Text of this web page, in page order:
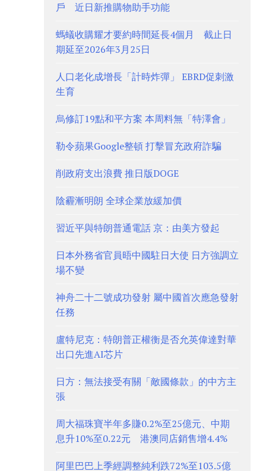
戶 近日新推購物助手功能
螞蟻收購耀才要約時間延長4個月 截止日
期延至2026年3月25日
人口老化成增長「計時炸彈」 EBRD促刺激
生育
烏修訂19點和平方案 本周料無「特澤會」
勒令蘋果Google整頓 打擊冒充政府詐騙
削政府支出浪費 推日版DOGE
陰霾漸明朗 全球企業放緩加價
習近平與特朗普通電話 京：由美方發起
日本外務省官員晤中國駐日大使 日方強調立
場不變
神舟二十二號成功發射 屬中國首次應急發射
任務
盧特尼克：特朗普正權衡是否允英偉達對華
出口先進AI芯片
日方：無法接受有關「敵國條款」的中方主
張
周大福珠寶半年多賺0.2%至25億元、中期
息升10%至0.22元 港澳同店銷售增4.4%
阿里巴巴上季經調整純利跌72%至103.5億